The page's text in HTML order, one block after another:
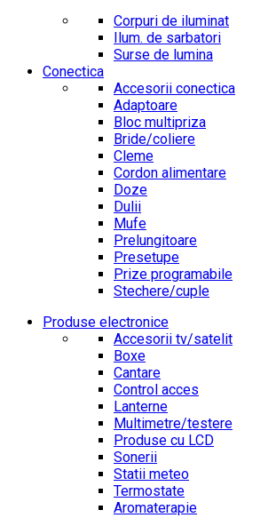
Corpuri de iluminat
Ilum. de sarbatori
Surse de lumina
Conectica
Accesorii conectica
Adaptoare
Bloc multipriza
Bride/coliere
Cleme
Cordon alimentare
Doze
Dulii
Mufe
Prelungitoare
Presetupe
Prize programabile
Stechere/cuple
Produse electronice
Accesorii tv/satelit
Boxe
Cantare
Control acces
Lanterne
Multimetre/testere
Produse cu LCD
Sonerii
Statii meteo
Termostate
Aromaterapie